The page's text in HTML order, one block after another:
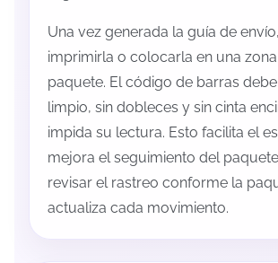
Una vez generada la guía de
imprimirla o colocarla en una
paquete. El código de barras
limpio, sin dobleces y sin cinta
impida su lectura. Esto facilita el
mejora el seguimiento del
revisar el rastreo conforme la
actualiza cada movimiento.